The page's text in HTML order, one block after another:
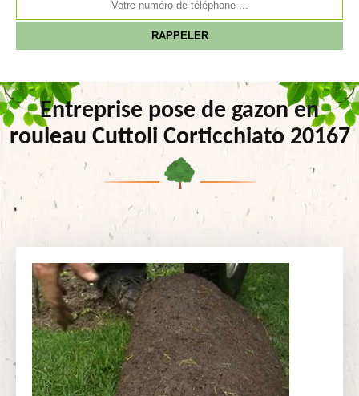
Entreprise pose de gazon en
rouleau Cuttoli Corticchiato 20167